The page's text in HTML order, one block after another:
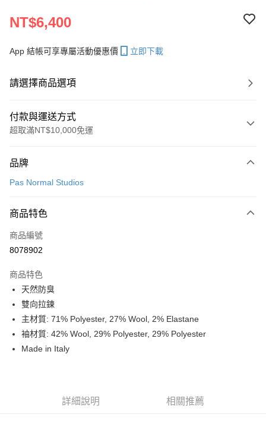
NT$6,400
App 結帳可享專屬活動優惠價 立即下載
請選擇商品選項
付款與運送方式
超取滿NT$10,000免運
信用卡一次付款
LINE Pay
Apple Pay
運送方式
全家店到店
每筆NT$80，滿NT$10,000(含以上)免運費
付款後全家取貨
每筆NT$80，滿NT$10,000(含以上)免運費
品牌
Pas Normal Studios
商品特色
商品編號
8078902
商品特色
天然防臭
雙向拉鍊
主材質: 71% Polyester, 27% Wool, 2% Elastane
袖材質: 42% Wool, 29% Polyester, 29% Polyester
Made in Italy
詳細說明 相關推薦